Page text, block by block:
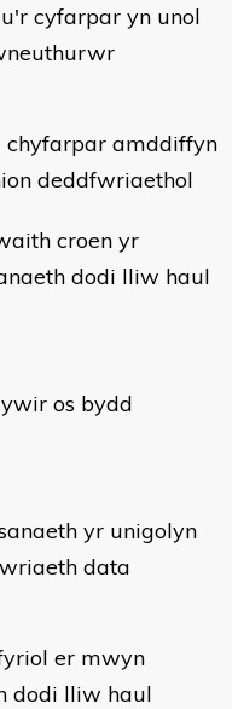
cyfarpar yn unol
amddiffyn
deddfwriaethol
croen yr
dodi lliw haul
os bydd
yr unigolyn
data
er mwyn
dodi lliw haul